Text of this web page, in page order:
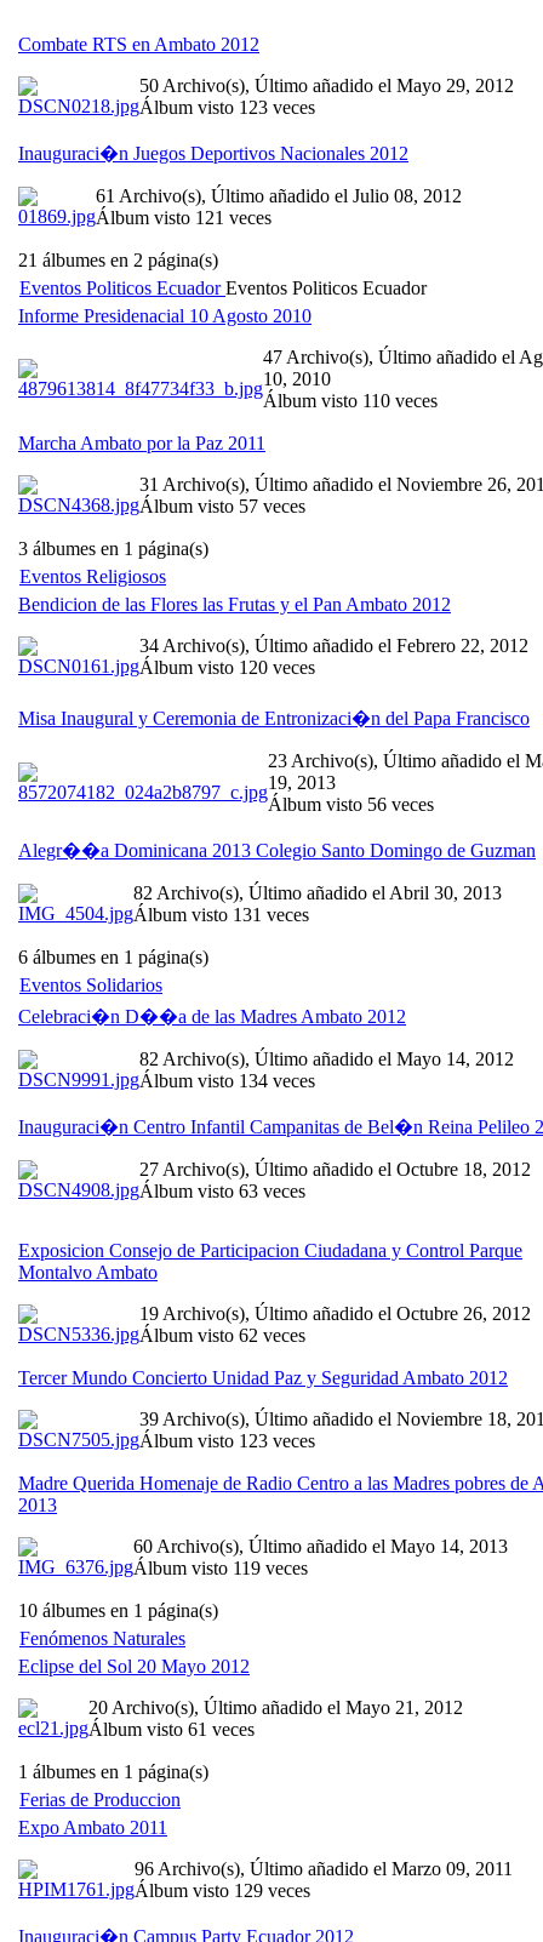
Combate RTS en Ambato 2012
50 Archivo(s), Último añadido el Mayo 29, 2012
Álbum visto 123 veces
Inauguraci�n Juegos Deportivos Nacionales 2012
61 Archivo(s), Último añadido el Julio 08, 2012
Álbum visto 121 veces
21 álbumes en 2 página(s)
Eventos Politicos EcuadorEventos Politicos Ecuador
Informe Presidenacial 10 Agosto 2010
47 Archivo(s), Último añadido el
10, 2010
Álbum visto 110 veces
Marcha Ambato por la Paz 2011
31 Archivo(s), Último añadido el Noviembre 26,
Álbum visto 57 veces
3 álbumes en 1 página(s)
Eventos Religiosos
Bendicion de las Flores las Frutas y el Pan Ambato 2012
34 Archivo(s), Último añadido el Febrero 22, 2012
Álbum visto 120 veces
Misa Inaugural y Ceremonia de Entronizaci�n del Papa Francisco
23 Archivo(s), Último añadido el
19, 2013
Álbum visto 56 veces
Alegr��a Dominicana 2013 Colegio Santo Domingo de Guzman
82 Archivo(s), Último añadido el Abril 30, 2013
Álbum visto 131 veces
6 álbumes en 1 página(s)
Eventos Solidarios
Celebraci�n D��a de las Madres Ambato 2012
82 Archivo(s), Último añadido el Mayo 14, 2012
Álbum visto 134 veces
Inauguraci�n Centro Infantil Campanitas de Bel�n Reina Pelileo
27 Archivo(s), Último añadido el Octubre 18, 2012
Álbum visto 63 veces
Exposicion Consejo de Participacion Ciudadana y Control Parque
Montalvo Ambato
19 Archivo(s), Último añadido el Octubre 26, 2012
Álbum visto 62 veces
Tercer Mundo Concierto Unidad Paz y Seguridad Ambato 2012
39 Archivo(s), Último añadido el Noviembre 18,
Álbum visto 123 veces
Madre Querida Homenaje de Radio Centro a las Madres pobres de
2013
60 Archivo(s), Último añadido el Mayo 14, 2013
Álbum visto 119 veces
10 álbumes en 1 página(s)
Fenómenos Naturales
Eclipse del Sol 20 Mayo 2012
20 Archivo(s), Último añadido el Mayo 21, 2012
Álbum visto 61 veces
1 álbumes en 1 página(s)
Ferias de Produccion
Expo Ambato 2011
96 Archivo(s), Último añadido el Marzo 09, 2011
Álbum visto 129 veces
Inauguraci�n Campus Party Ecuador 2012